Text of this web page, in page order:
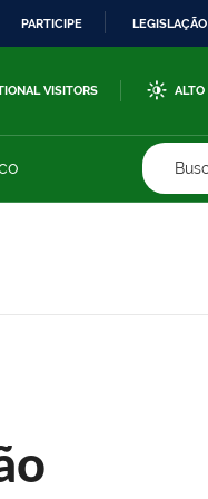
PARTICIPE LEGISLAÇÃO
VISITORS ALTO